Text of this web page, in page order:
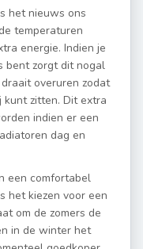
het nieuws ons
temperaturen
energie. Indien je
bent zorgt dit nogal
overuren zodat
zitten. Dit extra
indien er een
dag en
een comfortabel
het kiezen voor een
om de zomers de
in de winter het